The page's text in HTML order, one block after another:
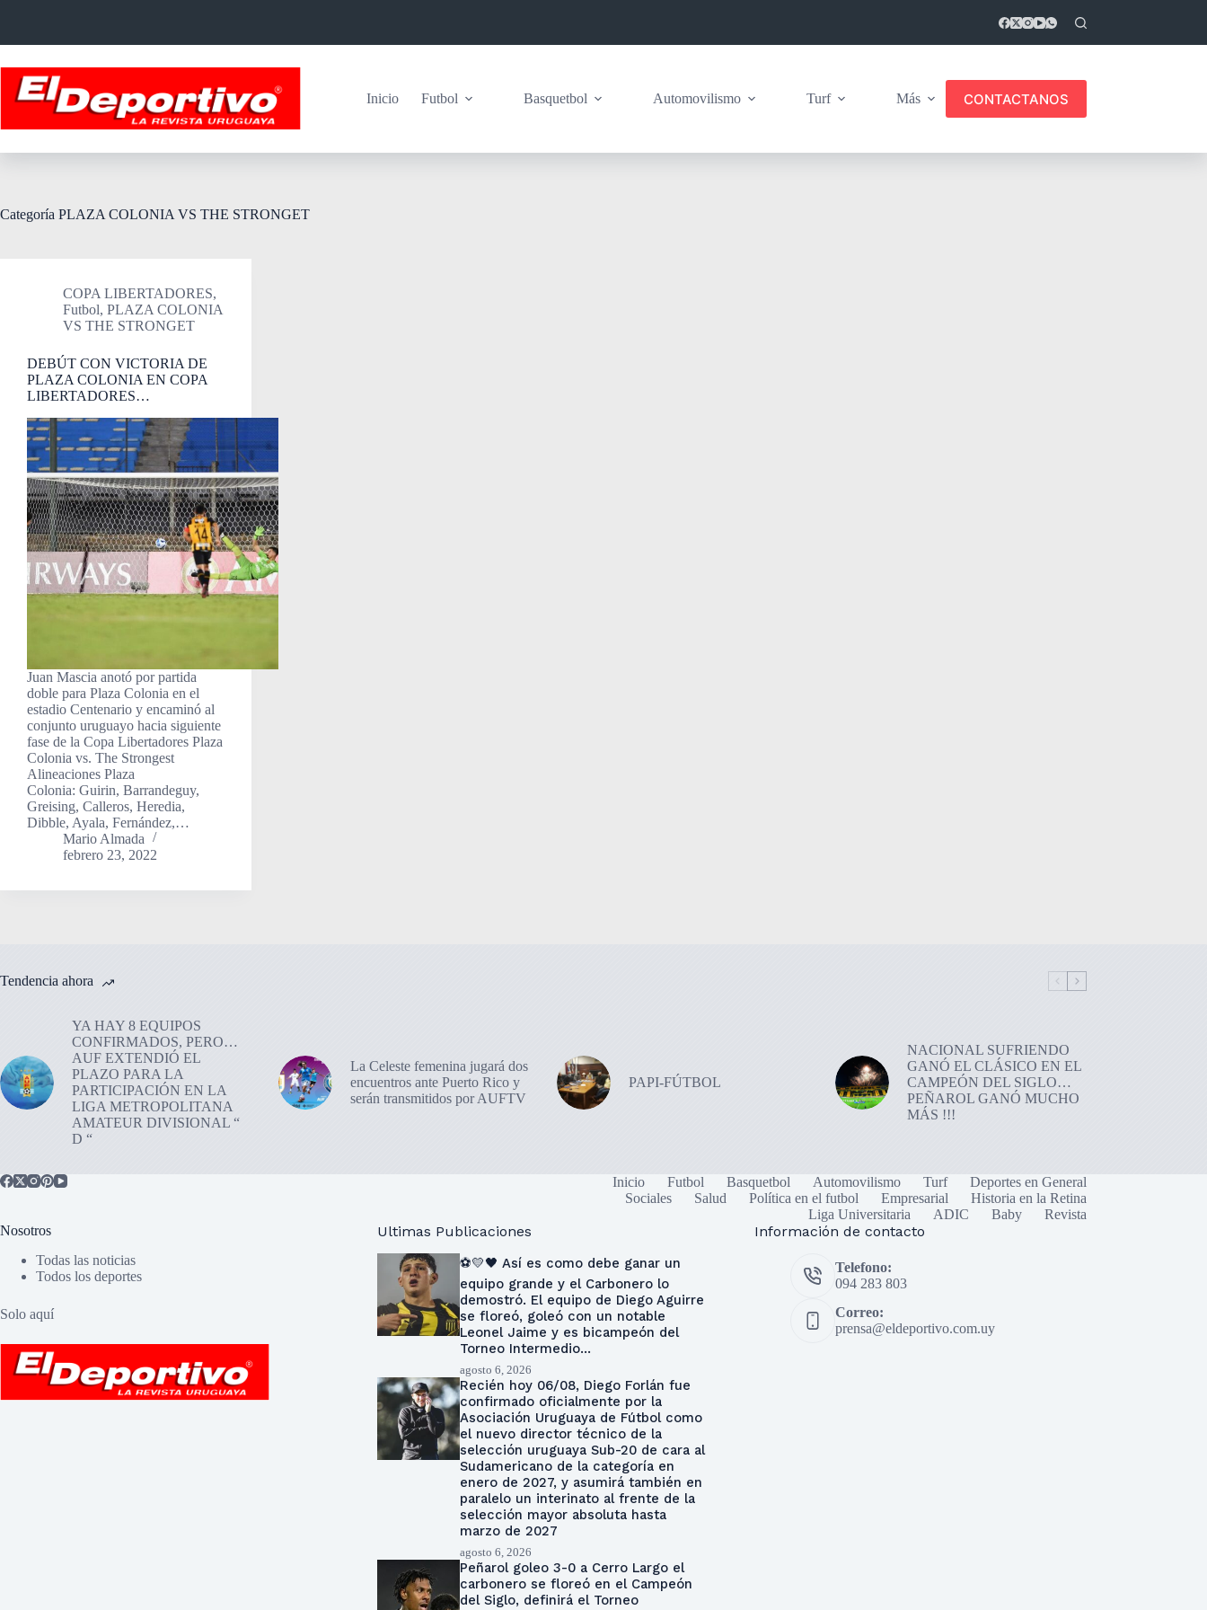
Inicio Futbol Basquetbol Automovilismo Turf Más CONTACTANOS
Categoría PLAZA COLONIA VS THE STRONGET
COPA LIBERTADORES,
Futbol, PLAZA COLONIA
VS THE STRONGET
DEBÚT CON VICTORIA DE
PLAZA COLONIA EN COPA
LIBERTADORES…
Juan Mascia anotó por partida
doble para Plaza Colonia en el
estadio Centenario y encaminó al
conjunto uruguayo hacia siguiente
fase de la Copa Libertadores Plaza
Colonia vs. The Strongest
Alineaciones Plaza
Colonia: Guirin, Barrandeguy,
Greising, Calleros, Heredia,
Dibble, Ayala, Fernández,…
Mario Almada
febrero 23, 2022
Tendencia ahora
YA HAY 8 EQUIPOS
CONFIRMADOS, PERO…
AUF EXTENDIÓ EL
PLAZO PARA LA
PARTICIPACIÓN EN LA
LIGA METROPOLITANA
AMATEUR DIVISIONAL “
D “
La Celeste femenina jugará dos
encuentros ante Puerto Rico y
serán transmitidos por AUFTV
PAPI-FÚTBOL
NACIONAL SUFRIENDO
GANÓ EL CLÁSICO EN EL
CAMPEÓN DEL SIGLO…
PEÑAROL GANÓ MUCHO
MÁS !!!
Inicio Futbol Basquetbol Automovilismo Turf
Deportes en General
Sociales
Salud Política en el futbol Empresarial
Historia en la Retina
Liga Universitaria
ADIC Baby
Revista
Nosotros
Todas las noticias
Todos los deportes
Solo aquí
Ultimas Publicaciones
⚽💛🖤 Así es como debe ganar un
equipo grande y el Carbonero lo
demostró. El equipo de Diego Aguirre
se floreó, goleó con un notable
Leonel Jaime y es bicampeón del
Torneo Intermedio…
agosto 6, 2026
Recién hoy 06/08, Diego Forlán fue
confirmado oficialmente por la
Asociación Uruguaya de Fútbol como
el nuevo director técnico de la
selección uruguaya Sub-20 de cara al
Sudamericano de la categoría en
enero de 2027, y asumirá también en
paralelo un interinato al frente de la
selección mayor absoluta hasta
marzo de 2027
agosto 6, 2026
Peñarol goleo 3-0 a Cerro Largo el
carbonero se floreó en el Campeón
del Siglo, definirá el Torneo
Información de contacto
Telefono:
094 283 803
Correo:
prensa@eldeportivo.com.uy